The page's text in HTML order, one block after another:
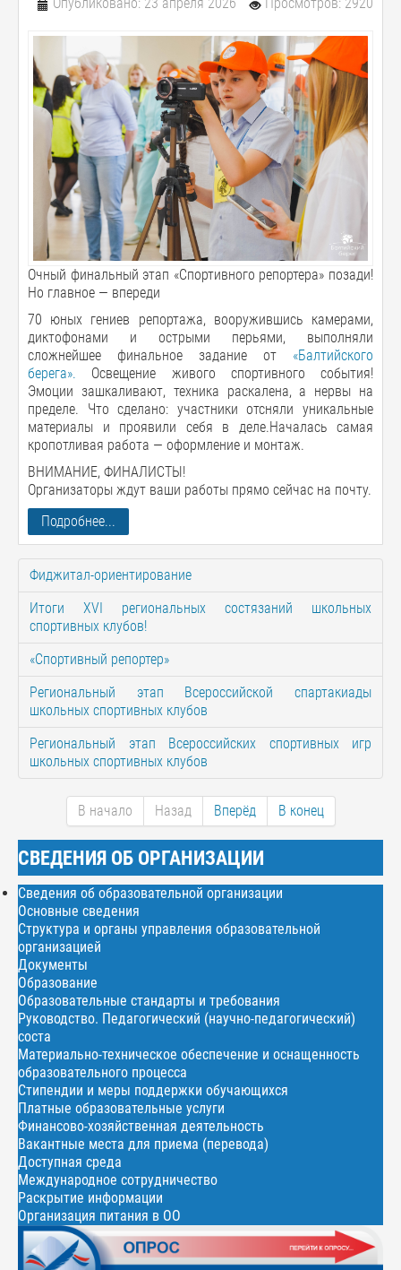
Очный финальный этап «Спортивного репортера» позади!
Но главное — впереди
70 юных гениев репортажа, вооружившись камерами,
диктофонами и острыми перьями, выполняли
сложнейшее финальное задание от «Балтийского
берега». Освещение живого спортивного события!
Эмоции зашкаливают, техника раскалена, а нервы на
пределе. Что сделано: участники отсняли уникальные
материалы и проявили себя в деле.Началась самая
кропотливая работа — оформление и монтаж.
ВНИМАНИЕ, ФИНАЛИСТЫ!
Организаторы ждут ваши работы прямо сейчас на почту.
Подробнее...
Фиджитал-ориентирование
Итоги XVI региональных состязаний школьных
спортивных клубов!
«Спортивный репортер»
Региональный этап Всероссийской спартакиады
школьных спортивных клубов
Региональный этап Всероссийских спортивных игр
школьных спортивных клубов
В начало Назад Вперёд В конец
СВЕДЕНИЯ ОБ ОРГАНИЗАЦИИ
Сведения об образовательной организации
Основные сведения
Структура и органы управления образовательной
организацией
Документы
Образование
Образовательные стандарты и требования
Руководство. Педагогический (научно-педагогический)
соста
Материально-техническое обеспечение и оснащенность
образовательного процесса
Стипендии и меры поддержки обучающихся
Платные образовательные услуги
Финансово-хозяйственная деятельность
Вакантные места для приема (перевода)
Доступная среда
Международное сотрудничество
Раскрытие информации
Организация питания в ОО